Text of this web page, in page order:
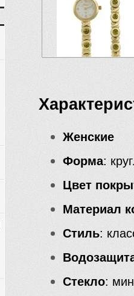
Женские
Форма:
Цвет
Материал
Стиль:
Стекло: